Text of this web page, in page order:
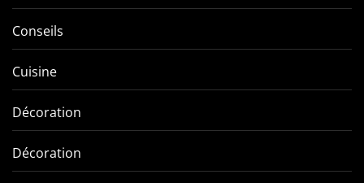
Conseils
Cuisine
Décoration
Décoration